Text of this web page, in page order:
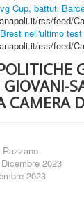
Cup, battuti
rss/feed/
nell'ultimo
rss/feed/
CAMERA
Razzano
2023
2023